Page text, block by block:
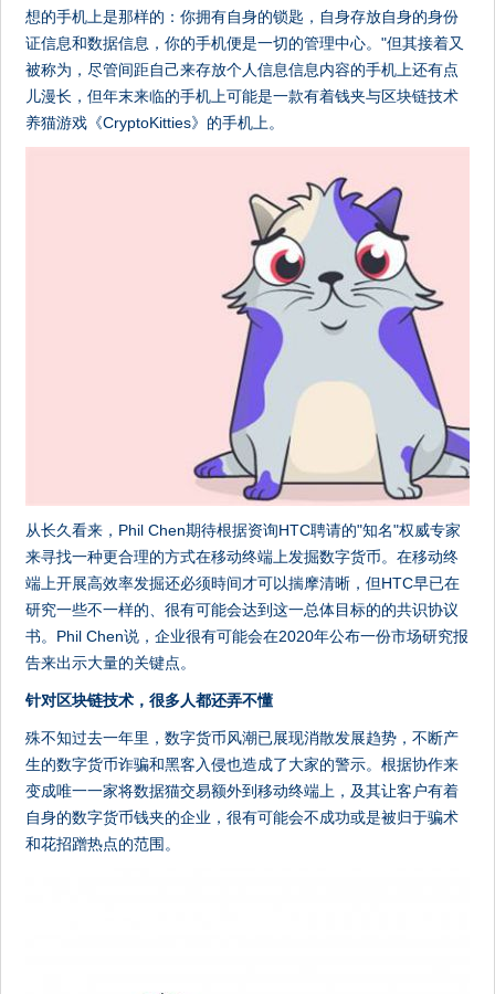
想的手机上是那样的：你拥有自身的锁匙，自身存放自身的身份
证信息和数据信息，你的手机便是一切的管理中心。"但其接着又
被称为，尽管间距自己来存放个人信息信息内容的手机上还有点
儿漫长，但年末来临的手机上可能是一款有着钱夹与区块链技术
养猫游戏《CryptoKitties》的手机上。
从长久看来，Phil Chen期待根据资询HTC聘请的"知名"权威专家
来寻找一种更合理的方式在移动终端上发掘数字货币。在移动终
端上开展高效率发掘还必须時间才可以揣摩清晰，但HTC早已在
研究一些不一样的、很有可能会达到这一总体目标的的共识协议
书。Phil Chen说，企业很有可能会在2020年公布一份市场研究报
告来出示大量的关键点。
针对区块链技术，很多人都还弄不懂
殊不知过去一年里，数字货币风潮已展现消散发展趋势，不断产
生的数字货币诈骗和黑客入侵也造成了大家的警示。根据协作来
变成唯一一家将数据猫交易额外到移动终端上，及其让客户有着
自身的数字货币钱夹的企业，很有可能会不成功或是被归于骗术
和花招蹭热点的范围。